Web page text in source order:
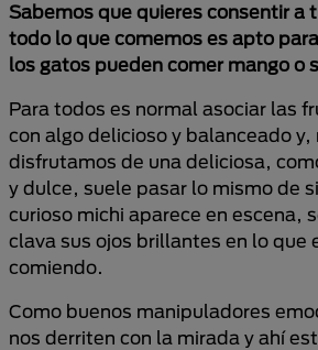
Sabemos que quieres consentir a
todo lo que comemos es apto
los gatos pueden comer mango o
Para todos es normal asociar las
con algo delicioso y balanceado y,
disfrutamos de una deliciosa,
y dulce, suele pasar lo mismo de
curioso michi aparece en escena,
clava sus ojos brillantes en lo que
comiendo.
Como buenos manipuladores
nos derriten con la mirada y ahí